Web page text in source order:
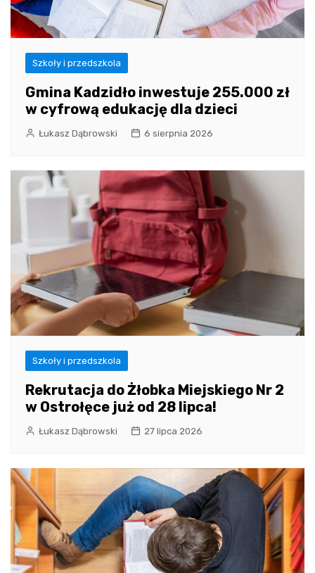
Szkoły i przedszkola
Gmina Kadzidło inwestuje 255.000 zł
w cyfrową edukację dla dzieci
Łukasz Dąbrowski 6 sierpnia 2026
Szkoły i przedszkola
Rekrutacja do Żłobka Miejskiego Nr 2
w Ostrołęce już od 28 lipca!
Łukasz Dąbrowski 27 lipca 2026